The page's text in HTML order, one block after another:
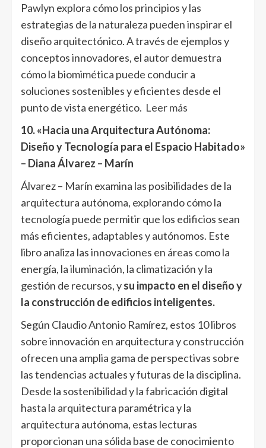
Pawlyn explora cómo los principios y las
estrategias de la naturaleza pueden inspirar el
diseño arquitectónico. A través de ejemplos y
conceptos innovadores, el autor demuestra
cómo la biomimética puede conducir a
soluciones sostenibles y eficientes desde el
punto de vista energético. Leer más
10. «Hacia una Arquitectura Autónoma:
Diseño y Tecnología para el Espacio Habitado»
– Diana Álvarez – Marín
Álvarez – Marín examina las posibilidades de la
arquitectura autónoma, explorando cómo la
tecnología puede permitir que los edificios sean
más eficientes, adaptables y autónomos. Este
libro analiza las innovaciones en áreas como la
energía, la iluminación, la climatización y la
gestión de recursos, ysu impacto en el diseño y
la construcción de edificios inteligentes.
Según Claudio Antonio Ramírez, estos 10 libros
sobre innovación en arquitectura y construcción
ofrecen una amplia gama de perspectivas sobre
las tendencias actuales y futuras de la disciplina.
Desde la sostenibilidad y la fabricación digital
hasta la arquitectura paramétrica y la
arquitectura autónoma, estas lecturas
proporcionan una sólida base de conocimiento